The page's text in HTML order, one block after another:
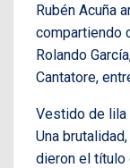
Rubén Acuña
compartiendo
Rolando
Cantatore,
Vestido de
Una
dieron el título